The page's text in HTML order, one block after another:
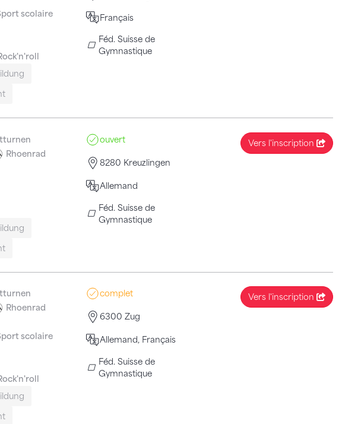
scolaire
Français
Féd. Suisse de
Gymnastique
Rhoenrad
ouvert
8280 Kreuzlingen
Allemand
Féd. Suisse de
Gymnastique
Vers l'inscription
Rhoenrad
scolaire
complet
6300 Zug
Allemand, Français
Féd. Suisse de
Gymnastique
Vers l'inscription